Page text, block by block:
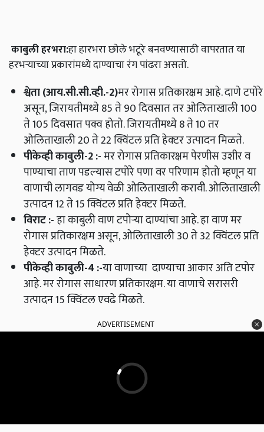
काबुली हरभरा:हा हारभरा छोले भटूरे बनवण्यासाठी वापरतात या
हरभऱ्याच्या प्रकारांमध्ये दाण्याचा रंग पांढरा असतो.
श्वेता(आय.सी.सी.व्ही.-2)मर रोगास प्रतिकारक्षम आहे.दाणे टपोरे
असून,जिरायतीमध्ये 85 ते 90 दिवसात तर ओलिताखाली 100
ते 105 दिवसात पक्व होतो.जिरायतीमध्ये 8 ते 10 तर
ओलिताखाली 20 ते 22 क्विंटल प्रति हेक्‍टर उत्पादन मिळते.
पीकेव्ही काबुली-2 :-मर रोगास प्रतिकारक्षम पेरणीस उशीर व
पाण्याचा ताण पडल्यास टपोरे पणा वर परिणाम होतो म्हणून या
वाणाची लागवड योग्य वेळी ओलिताखाली करावी.ओलिताखाली
उत्पादन 12 ते 15 क्विंटल प्रति हेक्‍टर मिळते.
विराट:-हा काबुली वाण टपोऱ्या दाण्यांचा आहे.हा वाण मर
रोगास प्रतिकारक्षम असून,ओलिताखाली 30 ते 32 क्विंटल प्रति
हेक्‍टर उत्पादन मिळते.
पीकेव्ही काबुली-4 :-या वाणाच्या दाण्याचा आकार अति टपोर
आहे.मर रोगास साधारण प्रतिकारक्षम.या वाणाचे सरासरी
उत्पादन 15 क्विंटल एवढे मिळते.
ADVERTISEMENT